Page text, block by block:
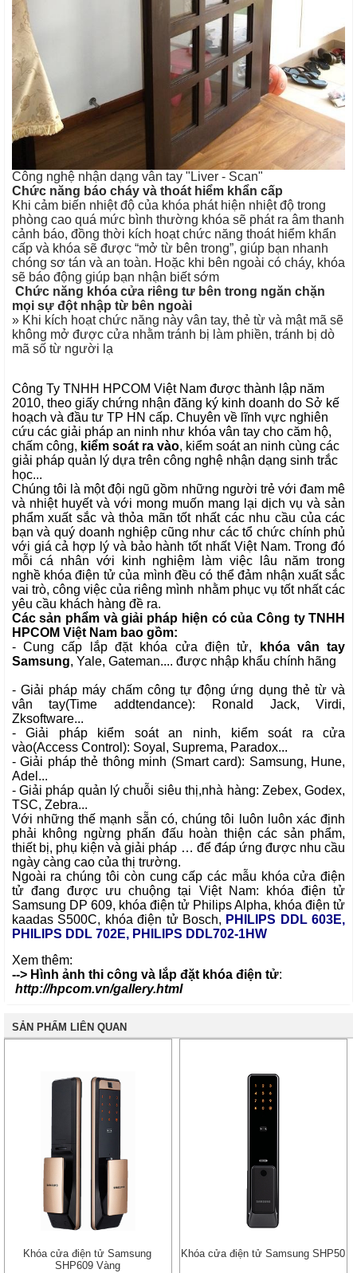
Công nghệ nhận dạng vân tay "Liver - Scan"
Chức năng báo cháy và thoát hiểm khẩn cấp
Khi cảm biến nhiệt độ của khóa phát hiện nhiệt độ trong
phòng cao quá mức bình thường khóa sẽ phát ra âm thanh
cảnh báo, đồng thời kích hoạt chức năng thoát hiểm khẩn
cấp và khóa sẽ được “mở từ bên trong”, giúp bạn nhanh
chóng sơ tán và an toàn. Hoặc khi bên ngoài có cháy, khóa
sẽ báo động giúp bạn nhận biết sớm
Chức năng khóa cửa riêng tư bên trong ngăn chặn
mọi sự đột nhập từ bên ngoài
» Khi kích hoạt chức năng này vân tay, thẻ từ và mật mã sẽ
không mở được cửa nhằm tránh bị làm phiền, tránh bị dò
mã số từ người lạ
Công Ty TNHH HPCOM Việt Nam được thành lập năm
2010, theo giấy chứng nhận đăng ký kinh doanh do Sở kế
hoạch và đầu tư TP HN cấp. Chuyên về lĩnh vực nghiên
cứu các giải pháp an ninh như khóa vân taycho căm hộ,
chấm công, kiểm soát ra vào, kiểm soát an ninh cùng các
giải pháp quản lý dựa trên công nghệ nhận dạng sinh trắc
học...
Chúng tôi là một đội ngũ gồm những người trẻ với đam mê
và nhiệt huyết và với mong muốn mang lại dịch vụ và sản
phẩm xuất sắc và thỏa mãn tốt nhất các nhu cầu của các
bạn và quý doanh nghiệp cũng như các tổ chức chính phủ
với giá cả hợp lý và bảo hành tốt nhất Việt Nam. Trong đó
mỗi cá nhân với kinh nghiệm làm việc lâu năm trong
nghề khóa điện tửcủa mình đều có thể đảm nhận xuất sắc
vai trò, công việc của riêng mình nhằm phục vụ tốt nhất các
yêu cầu khách hàng đề ra.
Các sản phẩm và giải pháp hiện có của Công ty TNHH
HPCOM Việt Nam bao gồm:
- Cung cấp lắp đặt khóa cửa điện tử,
khóa vân tay
Samsung, Yale, Gateman.... được nhập khẩu chính hãng
- Giải pháp máy chấm công tự động ứng dụng thẻ từ và
vân tay(Time addtendance): Ronald Jack, Virdi,
Zksoftware...
- Giải pháp kiểm soát an ninh,
kiểm soát ra cửa
vào(Access Control): Soyal, Suprema, Paradox...
- Giải pháp thẻ thông minh (Smart card): Samsung, Hune,
Adel...
- Giải pháp quản lý chuỗi siêu thị,nhà hàng: Zebex, Godex,
TSC, Zebra...
Với những thế mạnh sẵn có, chúng tôi luôn luôn xác định
phải không ngừng phấn đấu hoàn thiện các sản phẩm,
thiết bị, phụ kiện và giải pháp … để đáp ứng được nhu cầu
ngày càng cao của thị trường.
Ngoài ra chúng tôi còn cung cấp các mẫu khóa cửa điện
tử đang được ưu chuộng tại Việt Nam:
khóa điện tử
Samsung DP 609, khóa điện tử Philips Alpha, khóa điện tử
kaadas S500C, khóa điện tử Bosch, PHILIPS DDL 603E,
PHILIPS DDL 702E, PHILIPS DDL702-1HW
Xem thêm:
--> Hình ảnh thi công và lắp đặt khóa điện tử:
http://hpcom.vn/gallery.html
SẢN PHẨM LIÊN QUAN
Khóa cửa điện tử Samsung
SHP609 Vàng
Khóa cửa điện tử Samsung SHP50